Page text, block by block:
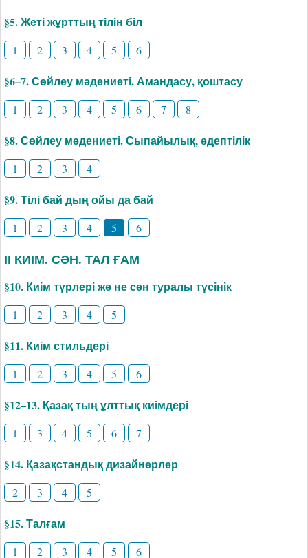
§5. Жеті жұрттың тілін біл
1 2 3 4 5 6
§6–7. Сөйлеу мәдениеті. Амандасу, қоштасу
1 2 3 4 5 6 7 8
§8. Сөйлеу мәдениеті. Сыпайылық, әдептілік
1 2 3 4
§9. Тілі бай дың ойы да бай
1 2 3 4 5 6
ІІ КИІМ. СӘН. ТАЛ ҒАМ
§10. Киім түрлері жә не сән туралы түсінік
1 2 3 4 5
§11. Киім стильдері
1 2 3 4 5 6
§12–13. Қазақ тың ұлттық киімдері
1 3 4 5 6 7
§14. Қазақстандық дизайнерлер
2 3 4 5
§15. Талғам
1 2 3 4 5 6